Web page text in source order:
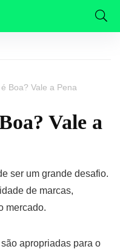
Boa? Vale a Pena
Vale a
ser um grande desafio.
de marcas,
mercado.
apropriadas para o